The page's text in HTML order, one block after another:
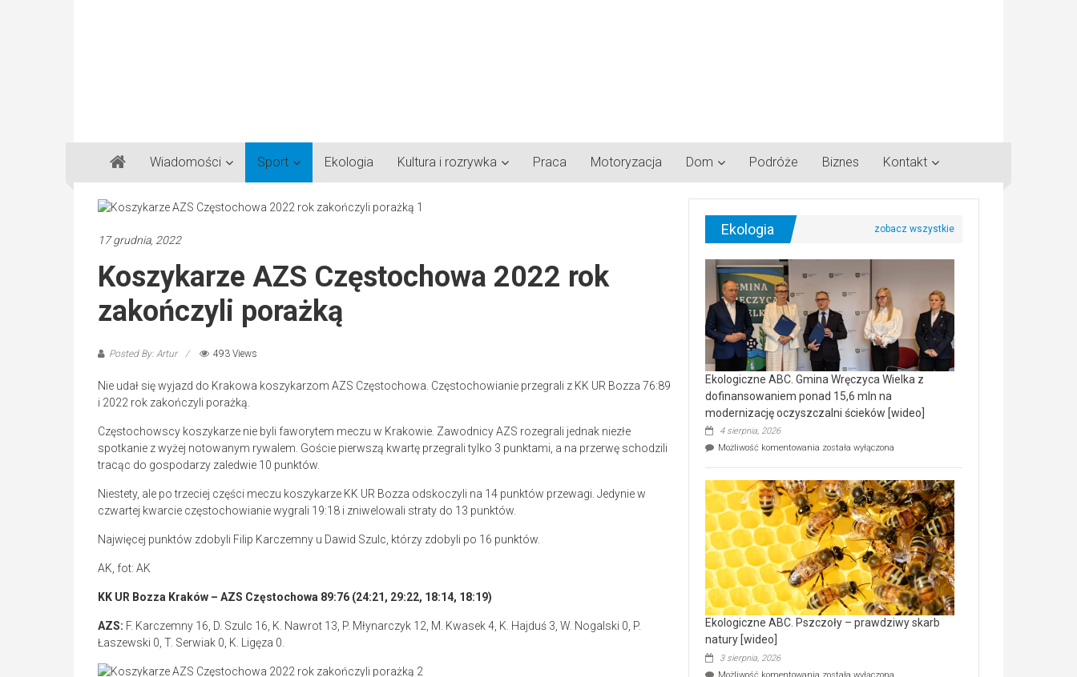
Gazeta
Regionalna
Częstochowa,
Lubliniec,
Wiadomości Sport Ekologia Kultura i rozrywka Praca Motoryzacja Dom Podróże Biznes Kontakt
17 grudnia, 2022
Koszykarze AZS Częstochowa 2022 rok
zakończyli porażką
Posted By: Artur 493 Views
Nie udał się wyjazd do Krakowa koszykarzom AZS Częstochowa. Częstochowianie przegrali z KK UR Bozza 76:89
i 2022 rok zakończyli porażką.
Częstochowscy koszykarze nie byli faworytem meczu w Krakowie. Zawodnicy AZS rozegrali jednak niezłe
spotkanie z wyżej notowanym rywalem. Goście pierwszą kwartę przegrali tylko 3 punktami, a na przerwę schodzili
tracąc do gospodarzy zaledwie 10 punktów.
Niestety, ale po trzeciej części meczu koszykarze KK UR Bozza odskoczyli na 14 punktów przewagi. Jedynie w
czwartej kwarcie częstochowianie wygrali 19:18 i zniwelowali straty do 13 punktów.
Najwięcej punktów zdobyli Filip Karczemny u Dawid Szulc, którzy zdobyli po 16 punktów.
AK, fot: AK
KK UR Bozza Kraków – AZS Częstochowa 89:76 (24:21, 29:22, 18:14, 18:19)
AZS: F. Karczemny 16, D. Szulc 16, K. Nawrot 13, P. Młynarczyk 12, M. Kwasek 4, K. Hajduś 3, W. Nogalski 0, P.
Łaszewski 0, T. Serwiak 0, K. Ligęza 0.
Ekologia
Ekologiczne ABC. Gmina Wręczyca Wielka z
dofinansowaniem ponad 15,6 mln na
modernizację oczyszczalni ścieków [wideo]
4 sierpnia, 2026
Możliwość komentowania Ekologiczne
Wręczyca
Wielka
z
dofinansowaniem
ponad
15,6
mln
na
modernizację
oczyszczalni
ścieków
[wideo]
została wyłączona
Ekologiczne ABC. Pszczoły – prawdziwy skarb
natury [wideo]
3 sierpnia, 2026
Możliwość komentowania Ekologiczne
została wyłączona